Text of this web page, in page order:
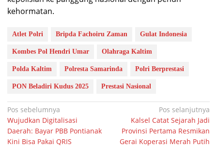
kehormatan.
Atlet Polri Bripda Fachoiru Zaman Gulat Indonesia
Kombes Pol Hendri Umar Olahraga Kaltim
Polda Kaltim Polresta Samarinda Polri Berprestasi
PON Beladiri Kudus 2025 Prestasi Nasional
Navigasi
pos
Pos sebelumnya
Wujudkan Digitalisasi
Daerah: Bayar PBB Pontianak
Kini Bisa Pakai QRIS
Pos selanjutnya
Kalsel Catat Sejarah Jadi
Provinsi Pertama Resmikan
Gerai Koperasi Merah Putih